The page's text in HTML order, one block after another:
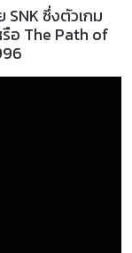
SNK ซึ่งตัวเกม
อ The Path of